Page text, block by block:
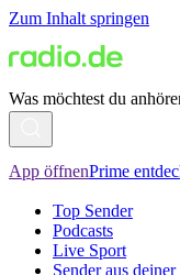
Zum Inhalt springen
Was möchtest du
App öffnenPrime
Top Sender
Podcasts
Live Sport
Sender aus